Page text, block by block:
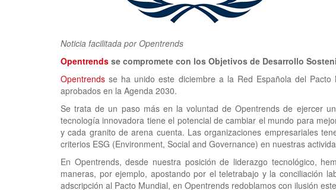
Noticia facilitada por Opentrends
Opentrends se compromete con los Objetivos de Desarrollo
Opentrends se ha unido este diciembre a la Red Española del
aprobados en la Agenda 2030.
Se trata de un paso más en la voluntad de Opentrends de ejercer
tecnología innovadora tiene el potencial de cambiar el mundo para
y cada granito de arena cuenta. Las organizaciones empresariales
criterios ESG (Environment, Social and Governance) en nuestras
En Opentrends, desde nuestra posición de liderazgo tecnológico,
maneras, por ejemplo, apostando por el teletrabajo y la conciliación
adscripción al Pacto Mundial, en Opentrends redoblamos con ilusión